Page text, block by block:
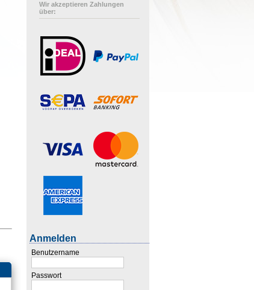
Wir akzeptieren Zahlungen
über:
Anmelden
Benutzername
Passwort